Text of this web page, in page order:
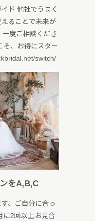
ド 他社でうまく
ることで未来が
一度ご相談くださ
そ、お得にスター
switch/
をA,B,C
、ご自分に合っ
に2回以上お見合